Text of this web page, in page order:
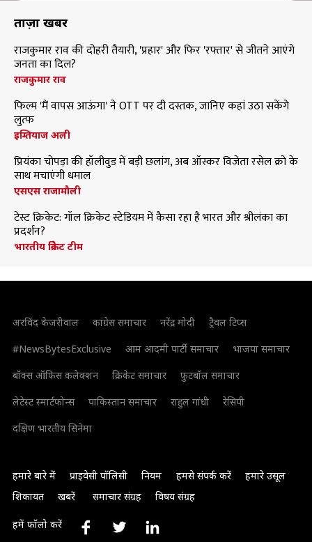
ताज़ा खबरें
राजकुमार राव की दोहरी तैयारी, 'प्रहार' और फिर 'रफ्तार' से जीतने आएंगे
जनता का दिल?
राजकुमार राव
फिल्म 'मैं वापस आऊंगा' ने OTT पर दी दस्तक, जानिए कहां उठा सकेंगे
लुत्फ
इम्तियाज अली
प्रियंका चोपड़ा की हॉलीवुड में बड़ी छलांग, अब ऑस्कर विजेता रसेल क्रो के
साथ मचाएंगी धमाल
एसएस राजामौली
टेस्ट क्रिकेट: गॉल क्रिकेट स्टेडियम में कैसा रहा है भारत और श्रीलंका का
प्रदर्शन?
भारतीय क्रिकेट टीम
अरविंद केजरीवाल कांग्रेस समाचार नरेंद्र मोदी
ट्रैवल टिप्स
#NewsBytesExclusive
आम आदमी पार्टी समाचार
भाजपा समाचार
बॉक्स ऑफिस कलेक्शन
क्रिकेट समाचार
फुटबॉल समाचार
लेटेस्ट स्मार्टफोन्स
पाकिस्तान समाचार राहुल गांधी
रेसिपी
दक्षिण भारतीय सिनेमा
हमारे बारे में प्राइवेसी पॉलिसी नियम हमसे संपर्क करें
हमारे उसूल
शिकायत
खबरें समाचार संग्रह विषय संग्रह
हमें फॉलो करें